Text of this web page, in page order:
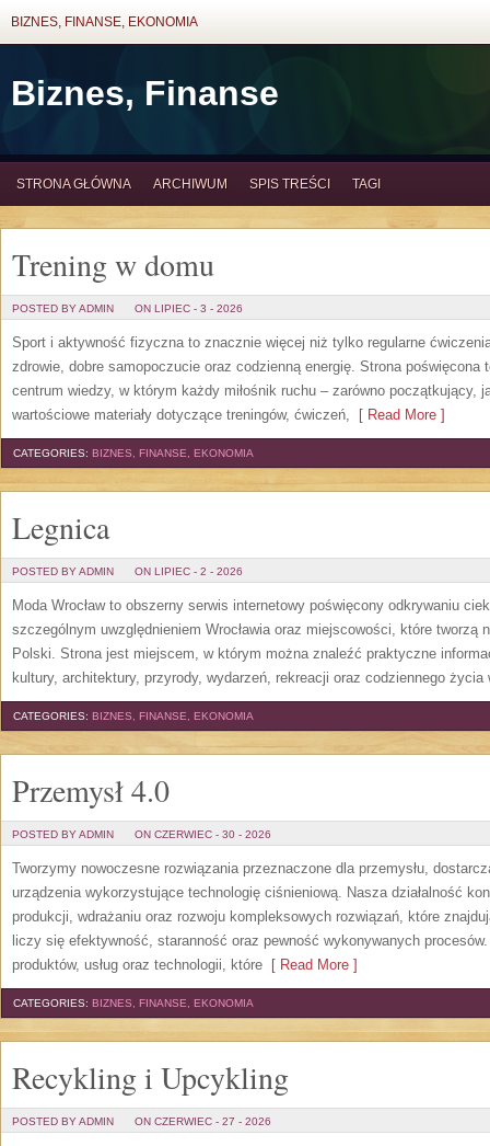
BIZNES, FINANSE, EKONOMIA
Biznes, Finanse
STRONA GŁÓWNA ARCHIWUM SPIS TREŚCI TAGI
Trening w domu
POSTED BY ADMIN ON LIPIEC - 3 - 2026
Sport i aktywność fizyczna to znacznie więcej niż tylko regularne
zdrowie, dobre samopoczucie oraz codzienną energię. Strona poświęcona
centrum wiedzy, w którym każdy miłośnik ruchu – zarówno początkujący,
wartościowe materiały dotyczące treningów, ćwiczeń, [ Read More ]
CATEGORIES: BIZNES, FINANSE, EKONOMIA
Legnica
POSTED BY ADMIN ON LIPIEC - 2 - 2026
Moda Wrocław to obszerny serwis internetowy poświęcony odkrywaniu
szczególnym uwzględnieniem Wrocławia oraz miejscowości, które
Polski. Strona jest miejscem, w którym można znaleźć praktyczne
kultury, architektury, przyrody, wydarzeń, rekreacji oraz codziennego życia
CATEGORIES: BIZNES, FINANSE, EKONOMIA
Przemysł 4.0
POSTED BY ADMIN ON CZERWIEC - 30 - 2026
Tworzymy nowoczesne rozwiązania przeznaczone dla przemysłu,
urządzenia wykorzystujące technologię ciśnieniową. Nasza działalność
produkcji, wdrażaniu oraz rozwoju kompleksowych rozwiązań, które
liczy się efektywność, staranność oraz pewność wykonywanych
produktów, usług oraz technologii, które [ Read More ]
CATEGORIES: BIZNES, FINANSE, EKONOMIA
Recykling i Upcykling
POSTED BY ADMIN ON CZERWIEC - 27 - 2026